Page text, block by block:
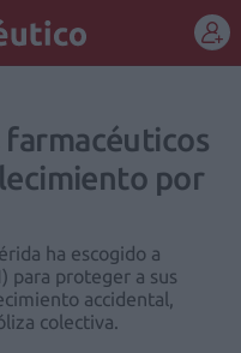
farmacéuticos
por
ha escogido a
para proteger a sus
accidental,
colectiva.